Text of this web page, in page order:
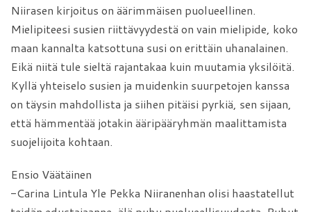
Niirasen kirjoitus on äärimmäisen puolueellinen.
Mielipiteesi susien riittävyydestä on vain mielipide, koko
maan kannalta katsottuna susi on erittäin uhanalainen.
Eikä niitä tule sieltä rajantakaa kuin muutamia yksilöitä.
Kyllä yhteiselo susien ja muidenkin suurpetojen kanssa
on täysin mahdollista ja siihen pitäisi pyrkiä, sen sijaan,
että hämmentää jotakin ääripääryhmän maalittamista
suojelijoita kohtaan.
Ensio Väätäinen
-Carina Lintula Yle Pekka Niiranenhan olisi haastatellut